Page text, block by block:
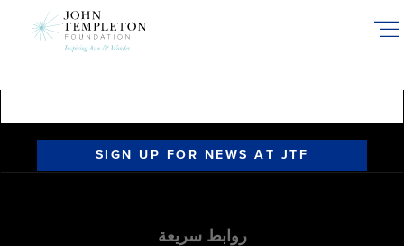
SIGN UP FOR NEWS AT JTF
روابط سريعة